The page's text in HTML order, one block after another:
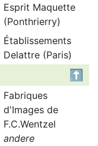
Esprit Maquette
(Ponthrierry)
Établissements
Delattre (Paris)
Fabriques
d'Images de
F.C.Wentzel
andere